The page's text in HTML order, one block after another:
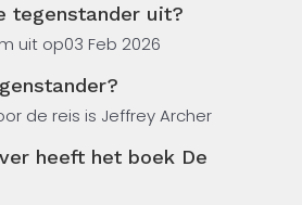
staat de Britse regering
te belanden… Duizenden
de laatste telg van een
een reeks explosieve
tegenstander uit?
uit op03 Feb 2026
de reis is Jeffrey Archer
heeft het boek De